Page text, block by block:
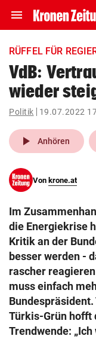
menu Navigation
ein-/ausklappen
account_circle Anmelden
pin_drop
Wien
search
eingeben
© Krone Multimedia
Muthgasse 2, 1190
RÜFFEL FÜR
VdB:
wieder
Politik 19.07.2022
play_arrow Anhören
Von krone.at
Im
die Energiekrise
Kritik an der
besser werden -
rascher
muss einfach
Türkis-Grün hofft
Trendwende: